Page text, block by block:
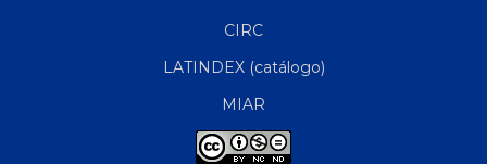
CIRC
LATINDEX (catálogo)
MIAR